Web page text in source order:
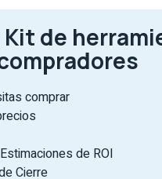
Kit de
comprar
de ROI
Cierre